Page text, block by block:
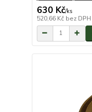
630 Kč/ks
520,66 Kč bez DPH